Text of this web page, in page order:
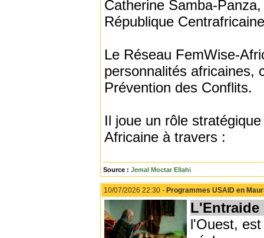
Catherine Samba-
République
Le Réseau FemWise-
personnalités africaines,
Prévention des Conflits.
Il joue un rôle
Africaine à travers :
Source : Jemal Moctar Ellahi
10/07/2026 22:30 - Programmes USAID en
L'Entraide
l'Ouest,